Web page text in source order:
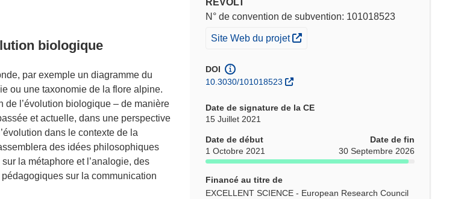
REVOLT
N° de convention de subvention: 101018523
(s’ouvre dans une nouvelle fenêtre)
Site Web du projet
DOI
10.3030/101018523
Date de signature de la CE
15 Juillet 2021
Date de début
1 Octobre 2021
Date de fin
30 Septembre 2026
Financé au titre de
EXCELLENT SCIENCE - European Research Council
biologique
par exemple un diagramme du
ou une taxonomie de la flore alpine.
de l’évolution biologique – de manière
et actuelle, dans une perspective
dans le contexte de la
des idées philosophiques
la métaphore et l’analogie, des
sur la communication